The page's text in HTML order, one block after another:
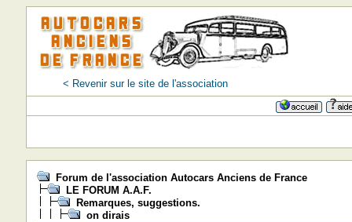
< Revenir sur le site de l'association
Forum de l'association Autocars Anciens de France
LE FORUM A.A.F.
Remarques, suggestions.
on dirais